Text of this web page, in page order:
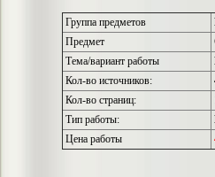
Группа предметов
Предмет
Тема/вариант работы
Кол-во источников:
Кол-во страниц:
Тип работы:
Цена работы